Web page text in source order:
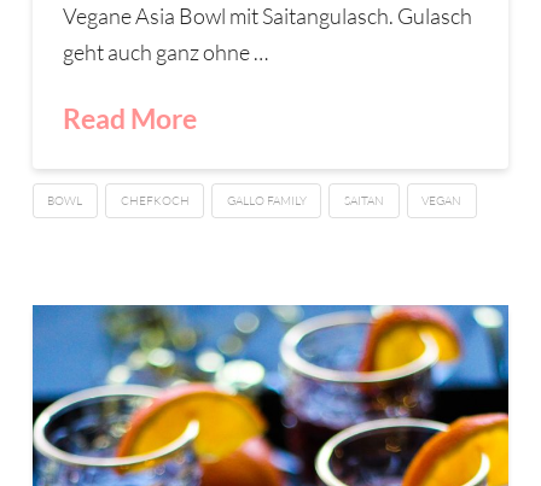
Vegane Asia Bowl mit Saitangulasch. Gulasch
geht auch ganz ohne …
Read More
BOWL CHEFKOCH GALLO FAMILY SAITAN VEGAN